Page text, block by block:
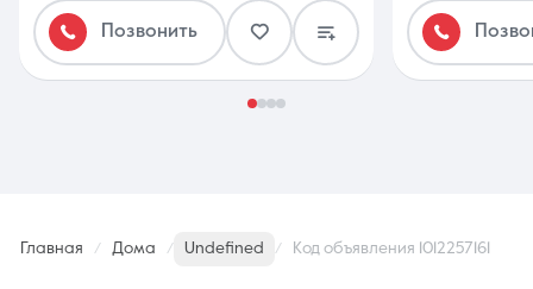
Позвонить
Главная Дома Undefined Код объявления 1012257161